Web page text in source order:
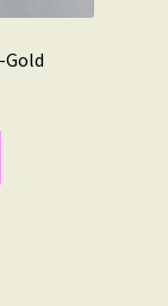
Gold